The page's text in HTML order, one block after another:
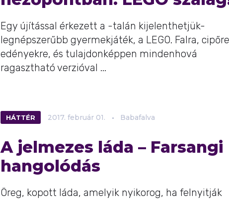
Egy újítással érkezett a -talán kijelenthetjük-
legnépszerűbb gyermekjáték, a LEGO. Falra,
edényekre, és tulajdonképpen mindenhová
ragasztható verzióval ...
HÁTTÉR 2017. február 01. Babafalva
A jelmezes láda – Farsangi
hangolódás
Öreg, kopott láda, amelyik nyikorog, ha felnyitják